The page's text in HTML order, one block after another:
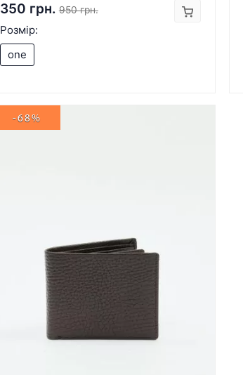
350 грн. 950 грн.
Розмір:
one
-68%